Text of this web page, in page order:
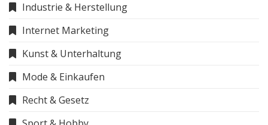
Industrie & Herstellung
Internet Marketing
Kunst & Unterhaltung
Mode & Einkaufen
Recht & Gesetz